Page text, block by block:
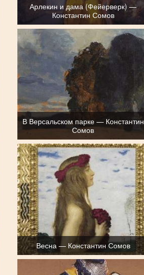
Арлекин и дама (Фейерверк) —
Константин Сомов
В Версальском парке — Константин
Сомов
Весна — Константин Сомов